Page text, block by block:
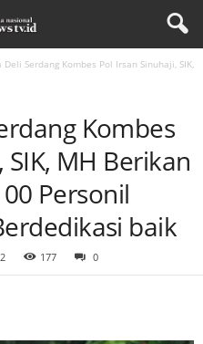
Deli Serdang Kombes Pol Irsan Sinuhaji, SIK,
Kombes
MH Berikan
Personil
baik
177 0